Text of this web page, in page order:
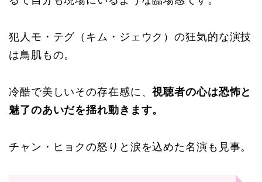
犯人モ・テグ（キム・ジェウク）の狂気的な演技
は鳥肌もの。
冷酷で美しいその存在感に、視聴者の心は恐怖と
魅了のあいだを揺れ動きます。
チャン・ヒョクの怒りと涙を込めた名演も見事。